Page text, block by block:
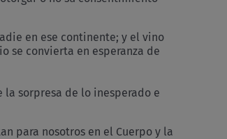
en ese continente; y el vino
se convierta en esperanza de
sorpresa de lo inesperado e
para nosotros en el Cuerpo y la